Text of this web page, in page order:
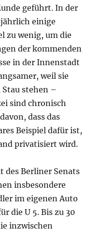
geführt. In der
einige
zu wenig, um die
der kommenden
in der Innenstadt
weil sie
stehen –
sind chronisch
dass das
Beispiel dafür ist,
privatisiert wird.
des Berliner Senats
insbesondere
im eigenen Auto
die U 5. Bis zu 30
inzwischen